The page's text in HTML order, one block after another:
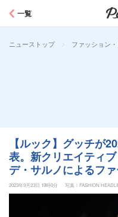
一覧
ニューストップ > ファッション
【ルック】グッチが
表。新クリエイティ
デ・サルノによるフ
2023年9月23日 19時0分 写真：FASHION